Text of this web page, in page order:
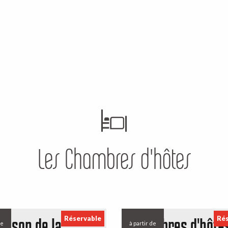
Les Chambres d'hôtes
Réservable
à partir de